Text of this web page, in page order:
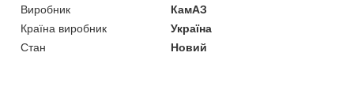
Виробник
КамАЗ
Країна виробник
Україна
Стан
Новий